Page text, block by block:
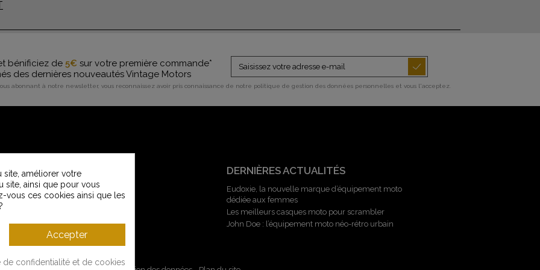
bénificiez de 5€ sur votre première commande*
des dernières nouveautés Vintage Motors
abonnant à notre newsletter, vous reconnaissez avoir pris connaissance de notre politique de gestion des données personnelles et vous l'acceptez.
SERVICE CLIENT
Contactez-nous
Service Clients Vintage Motors
Livraisons et retours
Modes de paiement
DERNIÈRES ACTUALITÉS
Eudoxie, la nouvelle marque d’équipement moto
dédiée aux femmes
Les meilleurs casques moto pour scrambler
John Doe : l’équipement moto néo-rétro urbain
site, améliorer votre
site, ainsi que pour vous
vous ces cookies ainsi que les
Accepter
de confidentialité et de cookies